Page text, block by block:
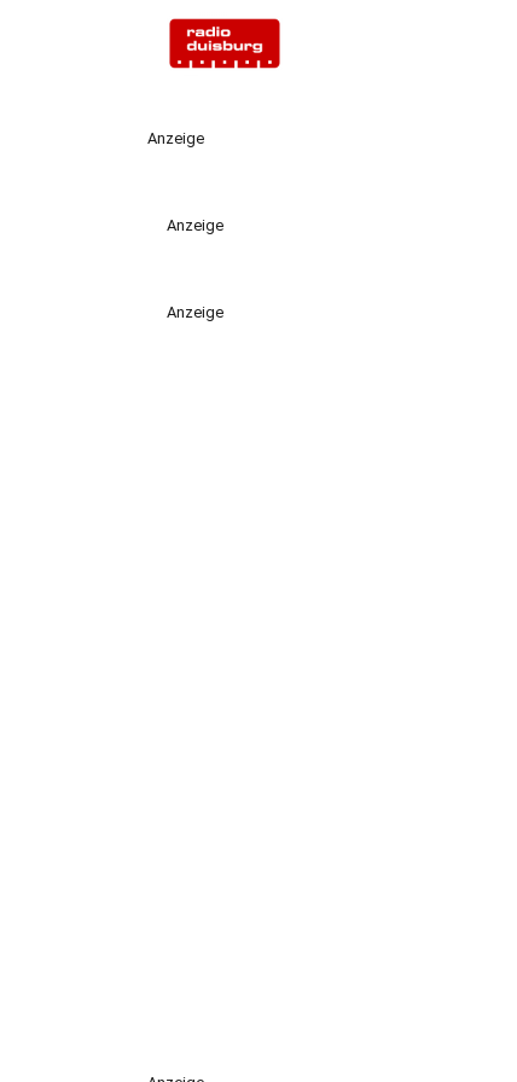
Anzeige
Anzeige
Anzeige